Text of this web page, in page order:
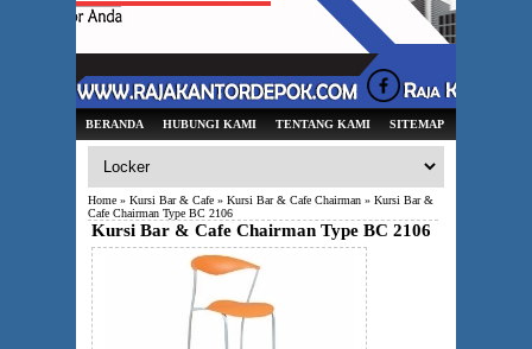
BERANDA HUBUNGI KAMI TENTANG KAMI SITEMAP
Home » Kursi Bar & Cafe » Kursi Bar & Cafe Chairman » Kursi Bar &
Cafe Chairman Type BC 2106
Kursi Bar & Cafe Chairman Type BC 2106